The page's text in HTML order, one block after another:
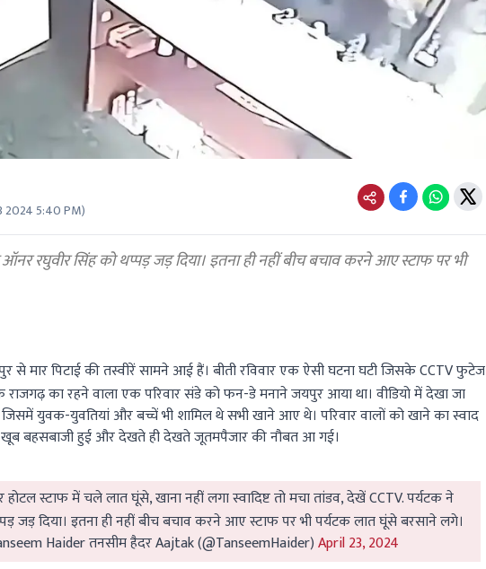
2024 5:40 PM)
रघुवीर सिंह को थप्पड़ जड़ दिया। इतना ही नहीं बीच बचाव करने आए स्टाफ पर भी
से मार पिटाई की तस्वीरें सामने आई हैं। बीती रविवार एक ऐसी घटना घटी जिसके CCTV फुटेज
का रहने वाला एक परिवार संडे को फन-डे मनाने जयपुर आया था। वीडियो में देखा जा
युवक-युवतियां और बच्चें भी शामिल थे सभी खाने आए थे। परिवार वालों को खाने का स्वाद
खूब बहसबाजी हुई और देखते ही देखते जूतमपैजार की नौबत आ गई।
स्टाफ में चले लात घूंसे, खाना नहीं लगा स्वादिष्ट तो मचा तांडव, देखें CCTV. पर्यटक ने
जड़ दिया। इतना ही नहीं बीच बचाव करने आए स्टाफ पर भी पर्यटक लात घूंसे बरसाने लगे।
Haider तनसीम हैदर Aajtak (@TanseemHaider)April 23, 2024